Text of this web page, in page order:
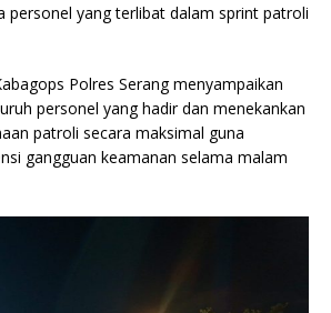
personel yang terlibat dalam sprint patroli
Polres Serang menyampaikan
personel yang hadir dan menekankan
patroli secara maksimal guna
gangguan keamanan selama malam